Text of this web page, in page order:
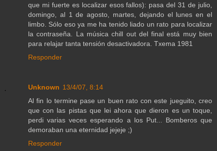
que mi fuerte es localizar esos fallos): pasa del 31 de julio,
domingo, al 1 de agosto, martes, dejando el lunes en el
limbo. Sólo eso ya me ha tenido liado un rato para localizar
la contraseña. La música chill out del final está muy bien
para relajar tanta tensión desactivadora. Txema 1981
Responder
Unknown 13/4/07, 8:14
Al fin lo termine pase un buen rato con este jueguito, creo
que con las pistas que lei ahora que dieron es un toque,
perdi varias veces esperando a los Put... Bomberos que
demoraban una eternidad jejeje ;)
Responder